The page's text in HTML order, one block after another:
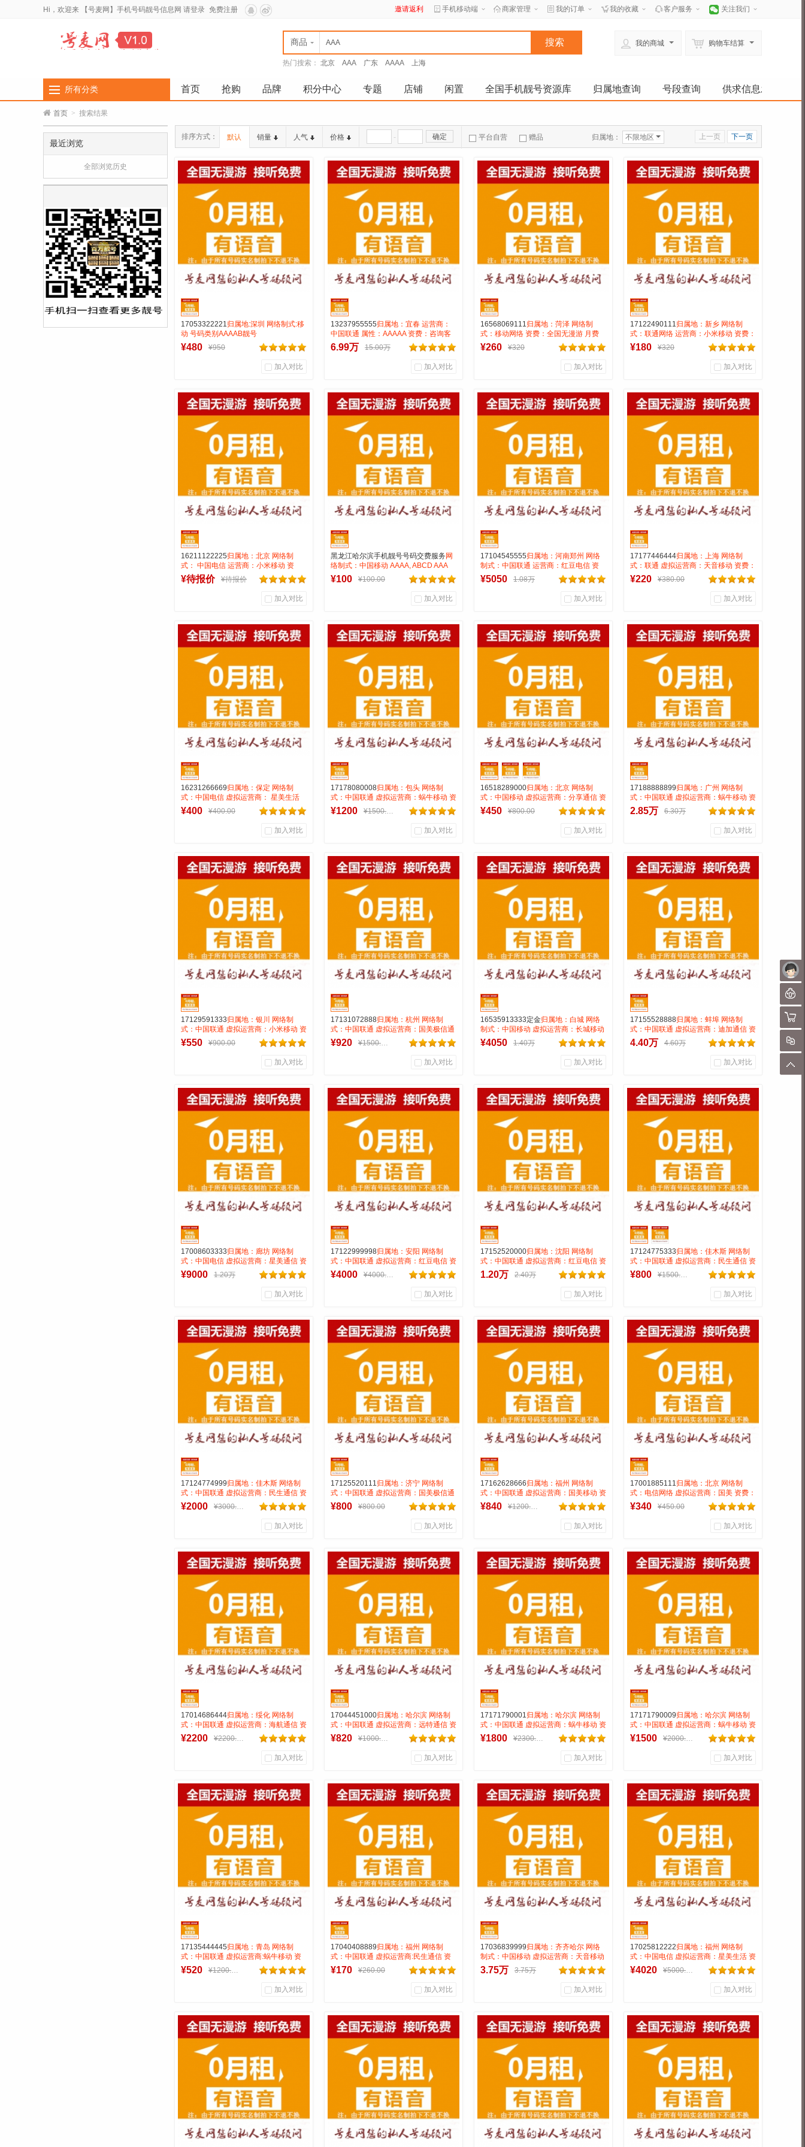
未
聊
购物
对
顶
Hi，欢迎来 【号麦网】手机号码靓号信息网 请登录 免费注册 邀请返利 手机移动端 商家管理 我的订单 我的收藏 客户服务 关注我们
商品
热门搜索： 北京 AAA 广东 AAAA 上海
我的商城 购物车结算
所有分类 首页 抢购 品牌 积分中心 专题 店铺 闲置 全国手机靓号资源库 归属地查询 号段查询 供求信息发布
首页 > 搜索结果
最近浏览
全部浏览历史
上一页 下一页
排序方式： 默认 销量 人气 价格 - 确定 平台自营 赠品 归属地： 不限地区
17053322221归属地:深圳 网络制式:移
动 号码类别AAAAB靓号
¥480 ¥950
加入对比
商品销量
用户评论
号麦通信营业厅
到货通知
13237955555归属地：宜春 运营商：
中国联通 属性：AAAAA 资费：咨询客
服
6.99万 15.00万
加入对比
商品销量
用户评论
号麦通信营业厅
到货通知
16568069111归属地：菏泽 网络制
式：移动网络 资费：全国无漫游 月费
35元 号码类别：AAA三连靓号
¥260 ¥320
加入对比
商品销量
用户评论
号麦通信营业厅
到货通知
17122490111归属地：新乡 网络制
式：联通网络 运营商：小米移动 资费：
无月租全国无漫游 号码类别：AAA三连
靓号
¥180 ¥320
加入对比
商品销量
用户评论
号麦通信营业厅
到货通知
16211122225归属地：北京 网络制
式： 中国电信 运营商：小米移动 资
费：号码属性：AAAAB
¥待报价 ¥待报价
加入对比
商品销量
用户评论
号麦通信营业厅
到货通知
黑龙江哈尔滨手机靓号号码交费服务 网
络制式：中国移动 AAAA, ABCD AAA
ABCDE AABB ABAB 微信选号客服：
253845555
¥100 ¥100.00
加入对比
商品销量
用户评论
号麦通信营业厅
到货通知
17104545555归属地：河南郑州 网络
制式：中国联通 运营商：红豆电信 资
费：无月租全国无漫游长途市0.15号码
属性：AAAA 四连靓号
¥5050 1.08万
加入对比
商品销量
用户评论
号麦通信营业厅
到货通知
17177446444归属地：上海 网络制
式：联通 虚拟运营商：天音移动 资费：
无月租 号码属性：AAA靓号
¥220 ¥380.00
加入对比
商品销量
用户评论
号麦通信营业厅
到货通知
16231266669归属地：保定 网络制
式：中国电信 虚拟运营商： 星美生活
资费:无月租全国无漫游接听免费打全国
0.15 号码属性：AAAAB
¥400 ¥400.00
加入对比
商品销量
用户评论
号麦通信营业厅
到货通知
17178080008归属地：包头 网络制
式：中国联通 虚拟运营商：蜗牛移动 资
费：无月租全国无漫游长途市0.12号码
属性：AAAB靓号
¥1200 ¥1500.00
加入对比
商品销量
用户评论
号麦通信营业厅
到货通知
16518289000归属地：北京 网络制
式：中国移动 虚拟运营商：分享通信 资
费:无月租全国无漫游接听免费打全国
0.15 月抵消20元号码属性：AAA
¥450 ¥800.00
加入对比
商品销量
用户评论
号麦通信营业厅
到货通知
17188888899归属地：广州 网络制
式：中国联通 虚拟运营商：蜗牛移动 资
费:无月租全国无漫游接听免费月打全国
0.15一分钟 号码属性：AAAAAABB
2.85万 6.30万
加入对比
商品销量
用户评论
号麦通信营业厅
到货通知
17129591333归属地：银川 网络制
式：中国联通 虚拟运营商：小米移动 资
费:无月租全国无漫游接听免费打全国
0.1一分钟 号码属性：AAA
¥550 ¥900.00
加入对比
商品销量
用户评论
号麦通信营业厅
到货通知
17131072888归属地：杭州 网络制
式：中国联通 虚拟运营商：国美极信通
资费:无月租全国无漫游接听免费月打全
国0.15一分钟 号码属性：AAA
¥920 ¥1500.00
加入对比
商品销量
用户评论
号麦通信营业厅
到货通知
16535913333定金归属地：白城 网络
制式：中国移动 虚拟运营商：长城移动
资费:无月租全国无漫游接听免费月打全
国0.15一分钟 号码属性：AAAA 备注：
预售1-3月 定金百分之50！
¥4050 1.40万
加入对比
商品销量
用户评论
号麦通信营业厅
到货通知
17155528888归属地：蚌埠 网络制
式：中国联通 虚拟运营商：迪加通信 资
费:无月租全国无漫游接听免费月打全国
0.13一分钟 号码属性：AAAA
4.40万 4.60万
加入对比
商品销量
用户评论
号麦通信营业厅
到货通知
17008603333归属地：廊坊 网络制
式：中国电信 虚拟运营商：星美通信 资
费:无月租全国无漫游接听免费打全国
0.15一分钟 号码属性：AAAA
¥9000 1.20万
加入对比
商品销量
用户评论
号麦通信营业厅
到货通知
17122999998归属地：安阳 网络制
式：中国联通 虚拟运营商：红豆电信 资
费:无月租全国无漫游接听免费打全国
0.15一分钟 号码属性：AAAAAB
¥4000 ¥4000.00
加入对比
商品销量
用户评论
号麦通信营业厅
到货通知
17152520000归属地：沈阳 网络制
式：中国联通 虚拟运营商：红豆电信 资
费:无月租全国无漫游接听免费月打全国
0.15一分钟 月抵消49号码属性：AAAA
1.20万 2.40万
加入对比
商品销量
用户评论
号麦通信营业厅
到货通知
17124775333归属地：佳木斯 网络制
式：中国联通 虚拟运营商：民生通信 资
费：无月租全国无漫游长途市话0.15 号
码属性：AAA靓号
¥800 ¥1500.00
加入对比
商品销量
用户评论
到货通知
17124774999归属地：佳木斯 网络制
式：中国联通 虚拟运营商：民生通信 资
费：无月租全国无漫游长途市话0.15 号
码属性：AAA靓号
¥2000 ¥3000.00
加入对比
商品销量
用户评论
到货通知
17125520111归属地：济宁 网络制
式：中国联通 虚拟运营商：国美极信通
资费:无月租全国无漫游接听免费打全国
0.15一分钟 号码属性：AAA
¥800 ¥800.00
加入对比
商品销量
用户评论
到货通知
17162628666归属地：福州 网络制
式：中国联通 虚拟运营商：国美移动 资
费:无月租全国无漫游接听免费月打全国
0.15一分钟 号码属性：AAA
¥840 ¥1200.00
加入对比
商品销量
用户评论
到货通知
17001885111归属地：北京 网络制
式：电信网络 虚拟运营商：国美 资费：
无月租抵消20全国无漫游长途市0.15号
码属性：AAA三连靓号
¥340 ¥450.00
加入对比
商品销量
用户评论
到货通知
17014686444归属地：绥化 网络制
式：中国联通 虚拟运营商：海航通信 资
费：无月租全国无漫游长途市话0.15 号
码属性：AAA靓号
¥2200 ¥2200.00
加入对比
商品销量
用户评论
到货通知
17044451000归属地：哈尔滨 网络制
式：中国联通 虚拟运营商：远特通信 资
费：无月租全国无漫游打全国0.15 号码
属性：AAA三连靓号
¥820 ¥1000.00
加入对比
商品销量
用户评论
到货通知
17171790001归属地：哈尔滨 网络制
式：中国联通 虚拟运营商：蜗牛移动 资
费：无月租全国无漫游 套餐月费18元/
月，包含30分钟国内语音、180MB全国
流量，每月赠送来电显示功能。超出套
餐资费，国内语音0.15元/分钟 号码属
¥1800 ¥2300.00
加入对比
商品销量
用户评论
到货通知
17171790009归属地：哈尔滨 网络制
式：中国联通 虚拟运营商：蜗牛移动 资
费：无月租全国无漫游 套餐月费18元/
月，包含30分钟国内语音、180MB全国
流量，每月赠送来电显示功能。超出套
餐资费，国内语音0.15元/分钟 号码属
¥1500 ¥2000.00
加入对比
商品销量
用户评论
到货通知
17135444445归属地：青岛 网络制
式：中国联通 虚拟运营商:蜗牛移动 资
费：无月租全国无漫游打0.12号码属
性：AAAB靓号
¥520 ¥1200.00
加入对比
商品销量
用户评论
到货通知
17040408889归属地：福州 网络制
式：中国联通 虚拟运营商:民生通信 资
费：无月租全国无漫游号码属性：
AAAB靓号
¥170 ¥260.00
加入对比
商品销量
用户评论
到货通知
17036839999归属地：齐齐哈尔 网络
制式：中国移动 虚拟运营商：天音移动
资费:无月租全国无漫游接听免费抵消0-
120 打全国0.15一分钟 号码属性：
3.75万 3.75万
加入对比
商品销量
用户评论
号麦通信营业厅
到货通知
17025812222归属地：福州 网络制
式：中国电信 虚拟运营商：星美生活 资
费：无月租全国无漫游长途市0.15号码
属性：AAAA四连靓号
¥4020 ¥5000.00
加入对比
商品销量
用户评论
到货通知